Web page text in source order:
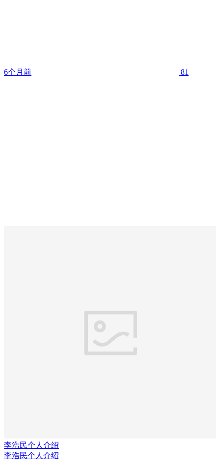
6个月前 81
李浩民个人介绍
李浩民个人介绍